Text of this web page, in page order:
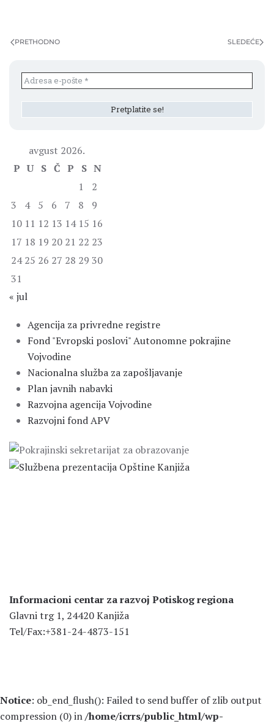
PRETHODNO SLEDEĆE
avgust 2026.
P U S Č P S N
1
2
3
4 5 6 7 8
9
10 11 12 13 14 15 16
17 18 19 20 21 22 23
24 25 26 27 28 29 30
31
« jul
Agencija za privredne registre
Fond "Evropski poslovi" Autonomne pokrajine
Vojvodine
Nacionalna služba za zapošljavanje
Plan javnih nabavki
Razvojna agencija Vojvodine
Razvojni fond APV
Informacioni centar za razvoj Potiskog regiona
Glavni trg 1, 24420 Kanjiža
Tel/Fax:+381-24-4873-151
Notice: ob_end_flush(): Failed to send buffer of zlib output
compression (0) in/home/icrrs/public_html/wp-